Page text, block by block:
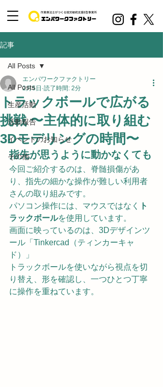
記事
All Posts
生産活動
活動報告
イベントのお知らせ
その他
All Posts
トラックボールで広がる
挑戦 〜主体的に取り組む
3Dモデリングの時間〜
エンパワークファクトリー
2月5日 読了時間: 2分
指先が思うように動かなくても
今回ご紹介するのは、脊髄損傷があ
り、指先の細かな操作が難しい利用者
さんの取り組みです。
パソコン操作には、マウスではなく
ト
ラックボールを使用しています。
画面に映っているのは、3Dデザインツ
ール「Tinkercad（ティンカーキャ
ド）」
トラックボールを使いながら視点を切
り替え、形を確認し、一つひとつ丁寧
に操作を重ねています。